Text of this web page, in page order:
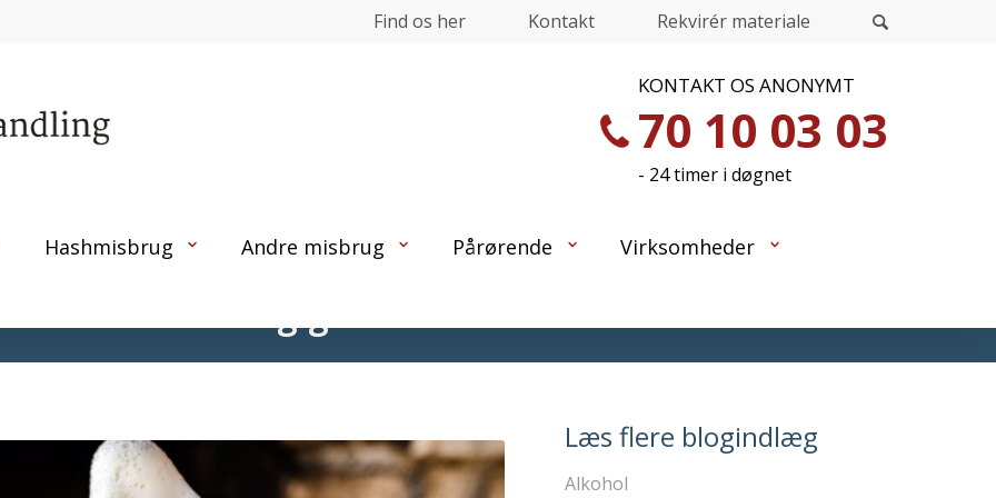
Find os her Kontakt Rekvirér materiale
KONTAKT OS ANONYMT
70 10 03 03
- 24 timer i døgnet
Hashmisbrug Andre misbrug Pårørende Virksomheder
alkoholafhængighed
Læs flere blogindlæg
Alkohol